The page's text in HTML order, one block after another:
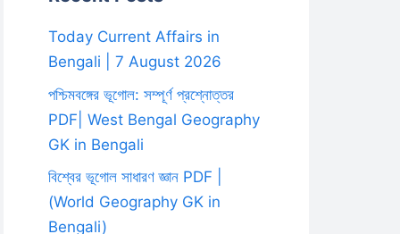
Today Current Affairs in
Bengali | 7 August 2026
পশ্চিমবঙ্গের ভূগোল: সম্পূর্ণ প্রশ্নোত্তর
PDF| West Bengal Geography
GK in Bengali
বিশ্বের ভূগোল সাধারণ জ্ঞান PDF |
(World Geography GK in
Bengali)